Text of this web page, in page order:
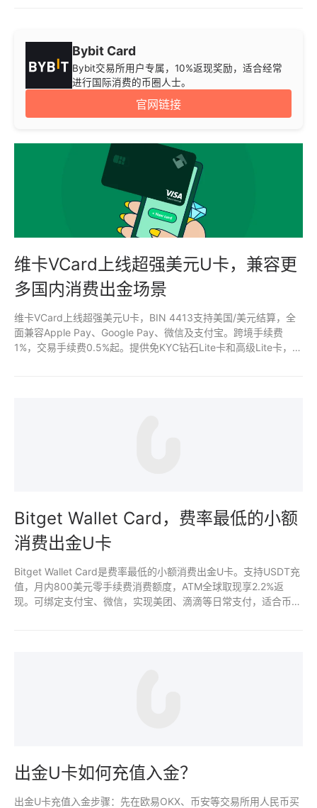
Bybit Card
Bybit交易所用户专属，10%返现奖励，适合经常
进行国际消费的币圈人士。
官网链接
维卡VCard上线超强美元U卡，兼容更
多国内消费出金场景
维卡VCard上线超强美元U卡，BIN 4413支持美国/美元结算，全
面兼容Apple Pay、Google Pay、微信及支付宝。跨境手续费
1%，交易手续费0.5%起。提供免KYC钻石Lite卡和高级Lite卡，开
Bitget Wallet Card，费率最低的小额
消费出金U卡
Bitget Wallet Card是费率最低的小额消费出金U卡。支持USDT充
值，月内800美元零手续费消费额度，ATM全球取现享2.2%返
现。可绑定支付宝、微信，实现美团、滴滴等日常支付，适合币圈
出金U卡如何充值入金？
出金U卡充值入金步骤：先在欧易OKX、币安等交易所用人民币买